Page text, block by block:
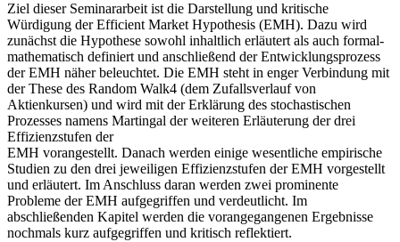
Ziel dieser Seminararbeit ist die Darstellung und kritische
Würdigung der Efficient Market Hypothesis (EMH). Dazu wird
zunächst die Hypothese sowohl inhaltlich erläutert als auch formal-
mathematisch definiert und anschließend der Entwicklungsprozess
der EMH näher beleuchtet. Die EMH steht in enger Verbindung mit
der These des Random Walk4 (dem Zufallsverlauf von
Aktienkursen) und wird mit der Erklärung des stochastischen
Prozesses namens Martingal der weiteren Erläuterung der drei
Effizienzstufen der
EMH vorangestellt. Danach werden einige wesentliche empirische
Studien zu den drei jeweiligen Effizienzstufen der EMH vorgestellt
und erläutert. Im Anschluss daran werden zwei prominente
Probleme der EMH aufgegriffen und verdeutlicht. Im
abschließenden Kapitel werden die vorangegangenen Ergebnisse
nochmals kurz aufgegriffen und kritisch reflektiert.